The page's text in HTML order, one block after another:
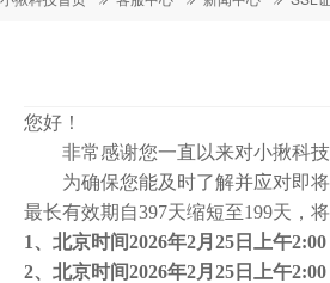
您好！
非常感谢您一直以来对小揪科技
为确保您能及时了解并应对即
最长有效期自397天缩短至199天，
1、北京时间2026年2月25日上午
2、北京时间2026年2月25日上午